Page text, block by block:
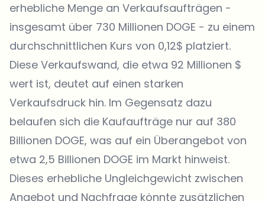
erhebliche Menge an Verkaufsaufträgen -
insgesamt über 730 Millionen DOGE - zu einem
durchschnittlichen Kurs von 0,12$ platziert.
Diese Verkaufswand, die etwa 92 Millionen $
wert ist, deutet auf einen starken
Verkaufsdruck hin. Im Gegensatz dazu
belaufen sich die Kaufaufträge nur auf 380
Billionen DOGE, was auf ein Überangebot von
etwa 2,5 Billionen DOGE im Markt hinweist.
Dieses erhebliche Ungleichgewicht zwischen
Angebot und Nachfrage könnte zusätzlichen